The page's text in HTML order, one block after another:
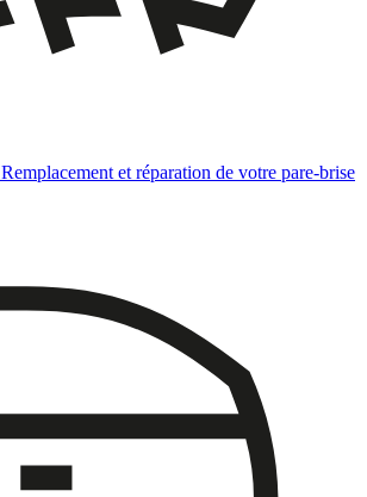
Remplacement et réparation de votre pare-brise